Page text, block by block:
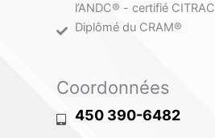
l’ANDC® - certifié CITRAC
Diplômé du CRAM®
Coordonnées
450 390-6482